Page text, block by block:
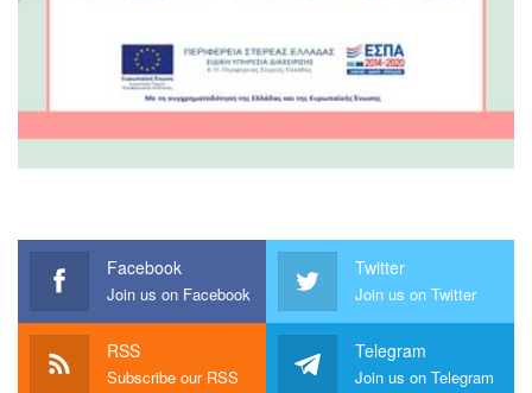
Facebook
Join us on Facebook
Twitter
Join us on Twitter
RSS
Subscribe our RSS
Telegram
Join us on Telegram